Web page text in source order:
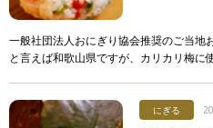
一般社団法人おにぎり協会推奨のご当地
と言えば和歌山県ですが、カリカリ梅
にぎる